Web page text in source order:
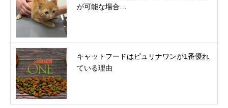
が可能な場合…
キャットフードはピュリナワンが1番優れ
ている理由